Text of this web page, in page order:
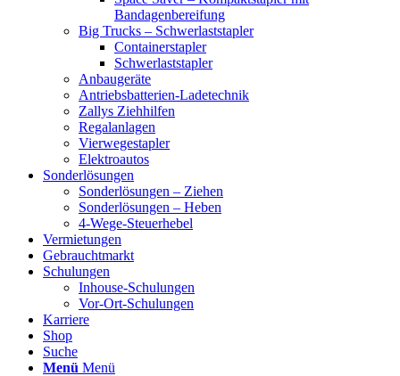
Bandagenbereifung
Big Trucks – Schwerlaststapler
Containerstapler
Schwerlaststapler
Anbaugeräte
Antriebsbatterien-Ladetechnik
Zallys Ziehhilfen
Regalanlagen
Vierwegestapler
Elektroautos
Sonderlösungen
Sonderlösungen – Ziehen
Sonderlösungen – Heben
4-Wege-Steuerhebel
Vermietungen
Gebrauchtmarkt
Schulungen
Inhouse-Schulungen
Vor-Ort-Schulungen
Karriere
Shop
Suche
Menü Menü